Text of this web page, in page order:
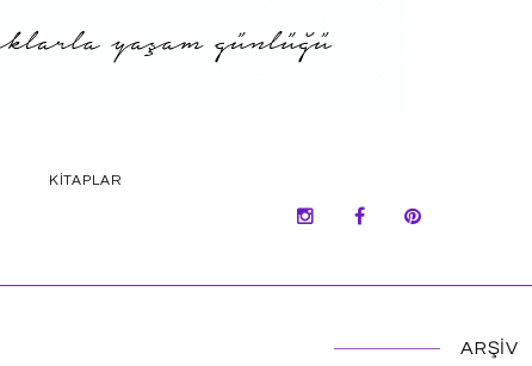
KITAPLAR
ARŞIV